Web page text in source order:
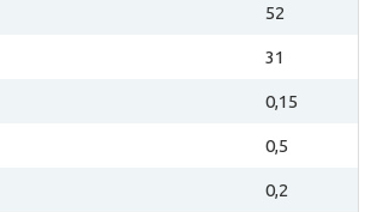
52
31
0,15
0,5
0,2